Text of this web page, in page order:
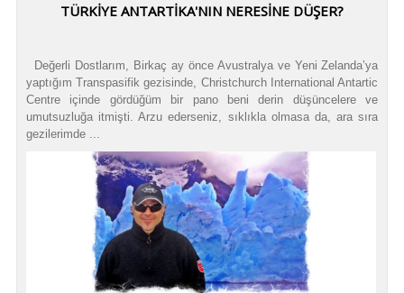
TÜRKIYE ANTARTIKA'NIN NERESINE DÜŞER?
Değerli Dostlarım, Birkaç ay önce Avustralya ve Yeni Zelanda’ya
yaptığım Transpasifik gezisinde, Christchurch International Antartic
Centre içinde gördüğüm bir pano beni derin düşüncelere ve
umutsuzluğa itmişti. Arzu ederseniz, sıklıkla olmasa da, ara sıra
gezilerimde ...